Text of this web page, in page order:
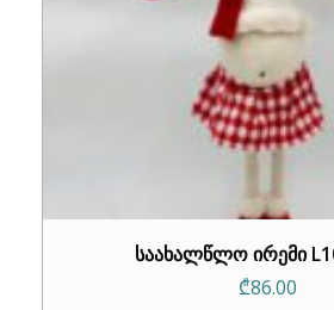
საახალწლო ირემი
₾86.00